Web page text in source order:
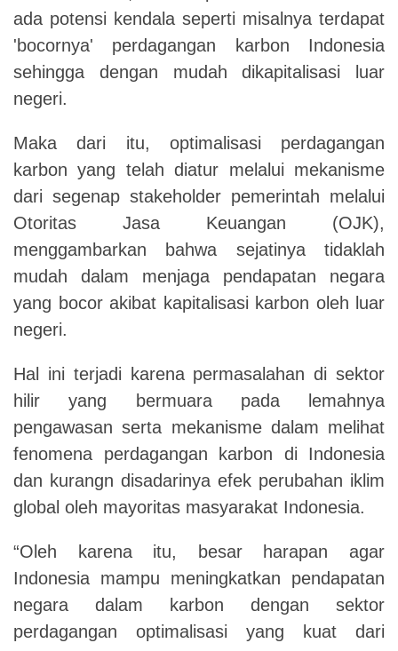
ada potensi kendala seperti misalnya terdapat
'bocornya' perdagangan karbon Indonesia
sehingga dengan mudah dikapitalisasi luar
negeri.
Maka dari itu, optimalisasi perdagangan
karbon yang telah diatur melalui mekanisme
dari segenap stakeholder pemerintah melalui
Otoritas Jasa Keuangan (OJK),
menggambarkan bahwa sejatinya tidaklah
mudah dalam menjaga pendapatan negara
yang bocor akibat kapitalisasi karbon oleh luar
negeri.
Hal ini terjadi karena permasalahan di sektor
hilir yang bermuara pada lemahnya
pengawasan serta mekanisme dalam melihat
fenomena perdagangan karbon di Indonesia
dan kurangn disadarinya efek perubahan iklim
global oleh mayoritas masyarakat Indonesia.
“Oleh karena itu, besar harapan agar
Indonesia mampu meningkatkan pendapatan
negara dalam karbon dengan sektor
perdagangan optimalisasi yang kuat dari